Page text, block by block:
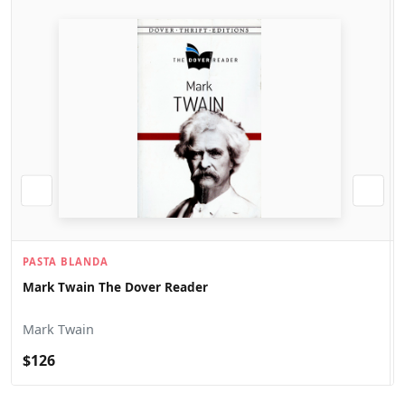
PASTA BLANDA
Mark Twain The Dover Reader
Mark Twain
$126